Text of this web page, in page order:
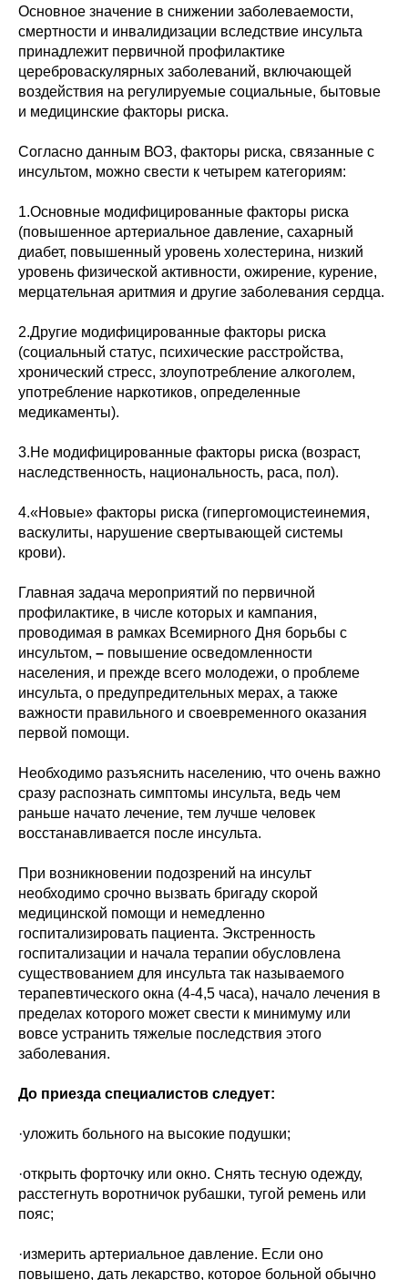
Основное значение в снижении заболеваемости,
смертности и инвалидизации вследствие инсульта
принадлежит первичной профилактике
цереброваскулярных заболеваний, включающей
воздействия на регулируемые социальные, бытовые
и медицинские факторы риска.
Согласно данным ВОЗ, факторы риска, связанные с
инсультом, можно свести к четырем категориям:
1.Основные модифицированные факторы риска
(повышенное артериальное давление, сахарный
диабет, повышенный уровень холестерина, низкий
уровень физической активности, ожирение, курение,
мерцательная аритмия и другие заболевания сердца.
2.Другие модифицированные факторы риска
(социальный статус, психические расстройства,
хронический стресс, злоупотребление алкоголем,
употребление наркотиков, определенные
медикаменты).
3.Не модифицированные факторы риска (возраст,
наследственность, национальность, раса, пол).
4.«Новые» факторы риска (гипергомоцистеинемия,
васкулиты, нарушение свертывающей системы
крови).
Главная задача мероприятий по первичной
профилактике, в числе которых и кампания,
проводимая в рамках Всемирного Дня борьбы с
инсультом, – повышение осведомленности
населения, и прежде всего молодежи, о проблеме
инсульта, о предупредительных мерах, а также
важности правильного и своевременного оказания
первой помощи.
Необходимо разъяснить населению, что очень важно
сразу распознать симптомы инсульта, ведь чем
раньше начато лечение, тем лучше человек
восстанавливается после инсульта.
При возникновении подозрений на инсульт
необходимо срочно вызвать бригаду скорой
медицинской помощи и немедленно
госпитализировать пациента. Экстренность
госпитализации и начала терапии обусловлена
существованием для инсульта так называемого
терапевтического окна (4-4,5 часа), начало лечения в
пределах которого может свести к минимуму или
вовсе устранить тяжелые последствия этого
заболевания.
До приезда специалистов следует:
·уложить больного на высокие подушки;
·открыть форточку или окно. Снять тесную одежду,
расстегнуть воротничок рубашки, тугой ремень или
пояс;
·измерить артериальное давление. Если оно
повышено, дать лекарство, которое больной обычно